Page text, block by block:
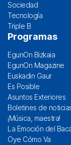
Sociedad
Tecnología
Triple B
Programas
EgunOn Bizkaia
EgunOn Magazine
Euskadin Gaur
Es Posible
Asuntos Exteriores
Boletines de
¡Música, maestra!
La Emoción del
Oye Cómo Va